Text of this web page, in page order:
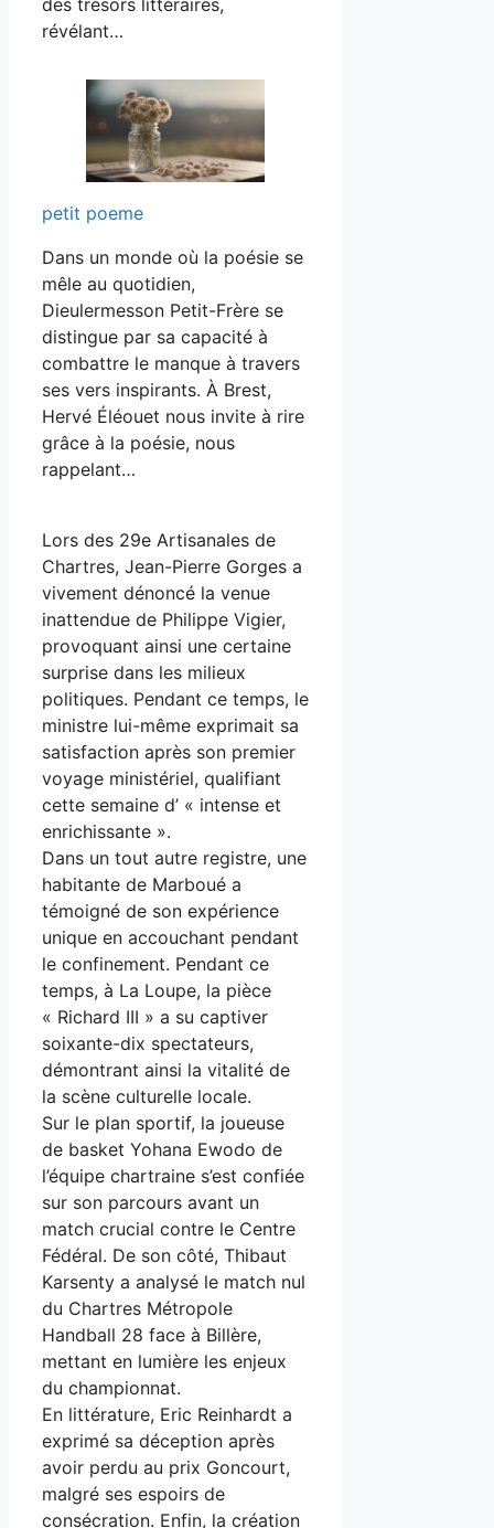
des trésors littéraires,
révélant…
petit poeme
Dans un monde où la poésie se
mêle au quotidien,
Dieulermesson Petit-Frère se
distingue par sa capacité à
combattre le manque à travers
ses vers inspirants. À Brest,
Hervé Éléouet nous invite à rire
grâce à la poésie, nous
rappelant…
Lors des 29e Artisanales de
Chartres, Jean-Pierre Gorges a
vivement dénoncé la venue
inattendue de Philippe Vigier,
provoquant ainsi une certaine
surprise dans les milieux
politiques. Pendant ce temps, le
ministre lui-même exprimait sa
satisfaction après son premier
voyage ministériel, qualifiant
cette semaine d’ « intense et
enrichissante ».
Dans un tout autre registre, une
habitante de Marboué a
témoigné de son expérience
unique en accouchant pendant
le confinement. Pendant ce
temps, à La Loupe, la pièce
« Richard III » a su captiver
soixante-dix spectateurs,
démontrant ainsi la vitalité de
la scène culturelle locale.
Sur le plan sportif, la joueuse
de basket Yohana Ewodo de
l’équipe chartraine s’est confiée
sur son parcours avant un
match crucial contre le Centre
Fédéral. De son côté, Thibaut
Karsenty a analysé le match nul
du Chartres Métropole
Handball 28 face à Billère,
mettant en lumière les enjeux
du championnat.
En littérature, Eric Reinhardt a
exprimé sa déception après
avoir perdu au prix Goncourt,
malgré ses espoirs de
consécration. Enfin, la création